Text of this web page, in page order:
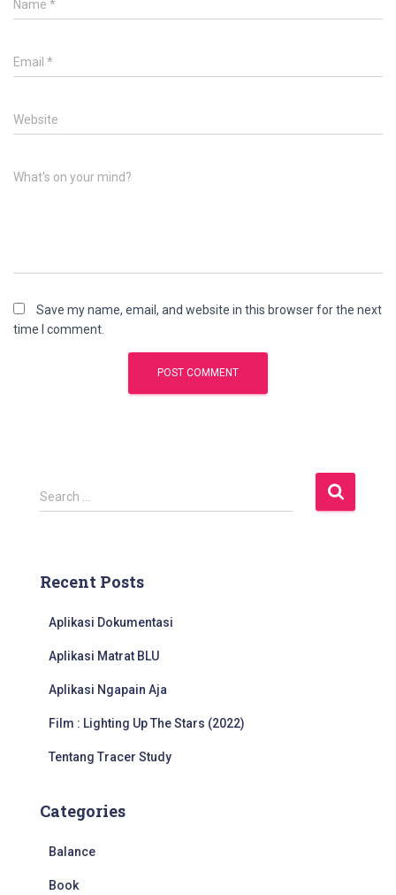
Name *
Email *
Website
What's on your mind?
Save my name, email, and website in this browser for the next
time I comment.
S
e
h
Search …
Recent Posts
Aplikasi Dokumentasi
Aplikasi Matrat BLU
Aplikasi Ngapain Aja
Film : Lighting Up The Stars (2022)
Tentang Tracer Study
Categories
Balance
Book